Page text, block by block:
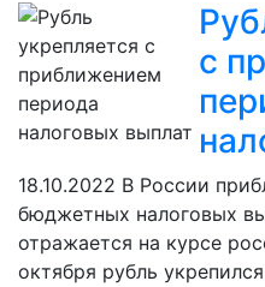
с
18.10.2022 В России
бюджетных налоговых
отражается на курсе
октября рубль